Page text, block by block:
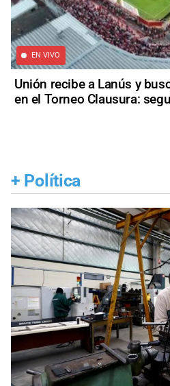
EN VIVO
Unión recibe a Lanús y
en el Torneo Clausura:
+ Política